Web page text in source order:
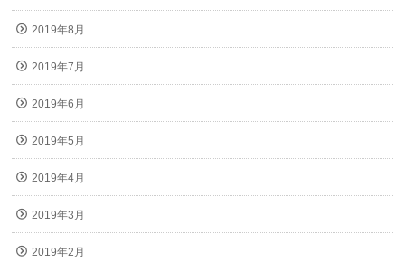
2019年8月
2019年7月
2019年6月
2019年5月
2019年4月
2019年3月
2019年2月